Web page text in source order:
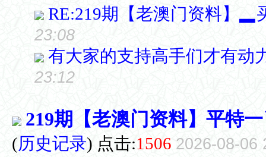
RE:219期【老澳门资料】
23:08
有大家的支持高手们才有动
23:12
219期【老澳门资料】平特
(历史记录) 点击:1506 2026-08-06